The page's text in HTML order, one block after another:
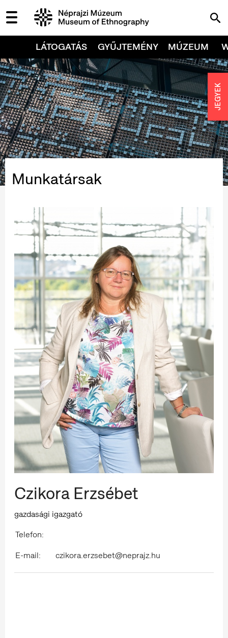
LÁTOGATÁS GYŰJTEMÉNY MÚZEUM
Munkatársak
Czikora Erzsébet
gazdasági igazgató
Telefon:
E-mail:
czikora.erzsebet@neprajz.hu
JEGYEK